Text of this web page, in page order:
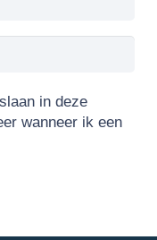
in deze
wanneer ik een